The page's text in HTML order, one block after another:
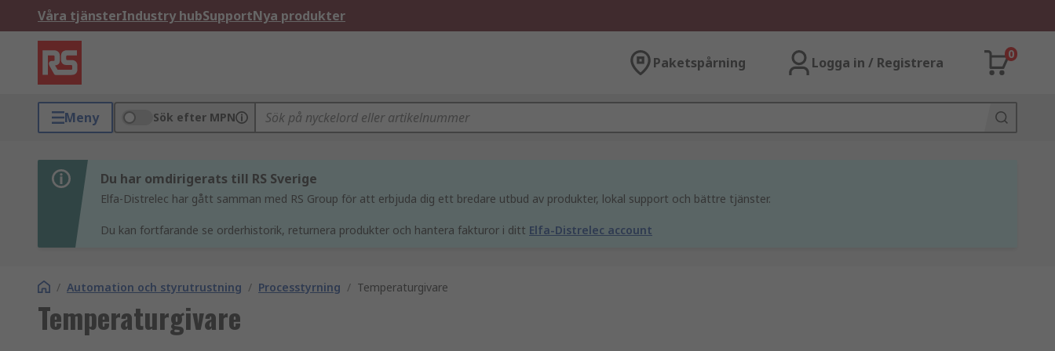
Våra tjänsterIndustry hubSupportNya produkter
Paketspårning Logga in / Registrera
0
Meny Sök efter MPN
Du har omdirigerats till RS Sverige
Elfa-Distrelec har gått samman med RS Group för att erbjuda dig ett bredare utbud av produkter, lokal support och bättre tjänster.
Du kan fortfarande se orderhistorik, returnera produkter och hantera fakturor i ditt Elfa-Distrelec account
/ Automation och styrutrustning / Processtyrning / Temperaturgivare
Temperaturgivare